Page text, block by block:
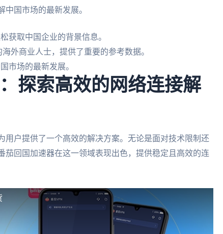
国市场的最新发展。
获取中国企业的背景信息。
外商业人士，提供了重要的参考数据。
市场的最新发展。
探索高效的网络连接解
用户提供了一个高效的解决方案。无论是面对技术限制还
茄回国加速器在这一领域表现出色，提供稳定且高效的连